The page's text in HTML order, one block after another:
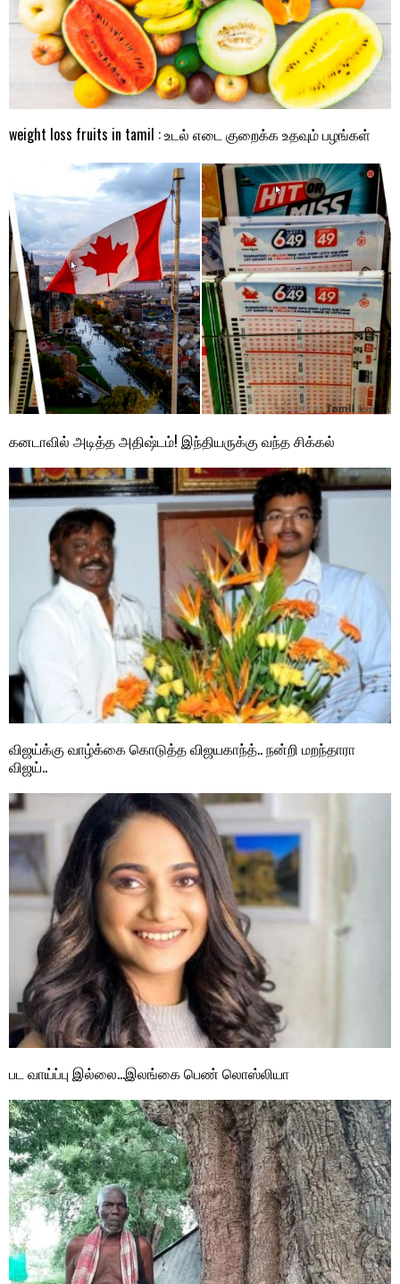
weight loss fruits in tamil : உடல் எடை குறைக்க உதவும் பழங்கள்
கனடாவில் அடித்த அதிஷ்டம்! இந்தியருக்கு வந்த சிக்கல்
விஜய்க்கு வாழ்க்கை கொடுத்த விஜயகாந்த்.. நன்றி மறந்தாரா
விஜய்..
பட வாய்ப்பு இல்லை…இலங்கை பெண் லொஸ்லியா